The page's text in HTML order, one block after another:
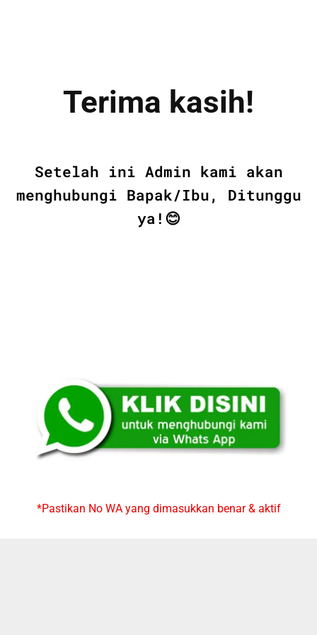
Terima kasih!
Setelah ini Admin kami akan
menghubungi Bapak/Ibu, Ditunggu
ya!😊
*Pastikan No WA yang dimasukkan benar & aktif